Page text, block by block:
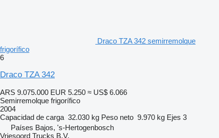
Draco TZA 342 semirremolque
frigorífico
6
Draco TZA 342
ARS 9.075.000 EUR 5.250 ≈ US$ 6.066
Semirremolque frigorífico
2004
Capacidad de carga 32.030 kg Peso neto 9.970 kg Ejes 3
Países Bajos, 's-Hertogenbosch
Vriesoord Trucks B.V.